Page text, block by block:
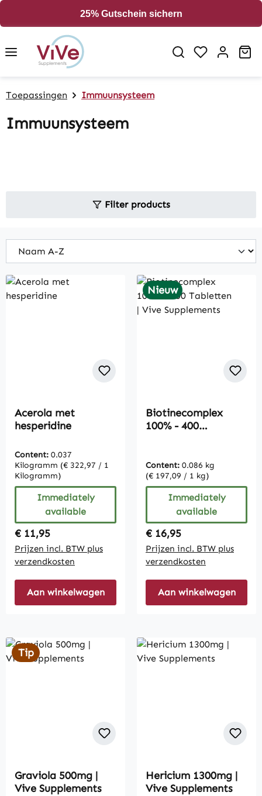
25% Gutschein sichern
Toepassingen Immuunsysteem
Immuunsysteem
Filter products
Acerola met
hesperidine
Content: 0.037
Kilogramm (€ 322,97 / 1
Kilogramm)
Immediately
available
Regular price:
€ 11,95
Prijzen incl. BTW plus
verzendkosten
Aan winkelwagen
Nieuw
Biotinecomplex
100% - 400
Content: 0.086 kg
(€ 197,09 / 1 kg)
Immediately
available
Regular price:
€ 16,95
Prijzen incl. BTW plus
verzendkosten
Aan winkelwagen
Tip
Graviola 500mg |
Vive Supplements
Hericium 1300mg |
Vive Supplements